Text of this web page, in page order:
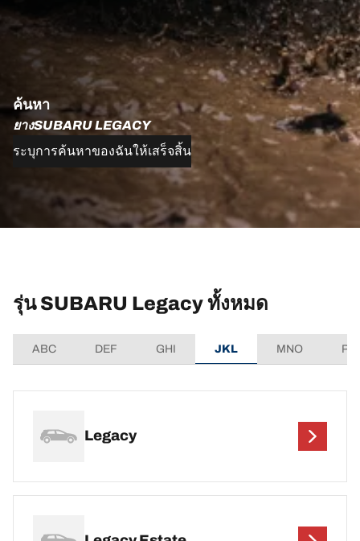
ค้นหา
ยางSUBARU LEGACY
ระบุการค้นหาของฉันให้เสร็จสิ้น
รุ่น SUBARU Legacy ทั้งหมด
ABC DEF GHI JKL MNO
Legacy